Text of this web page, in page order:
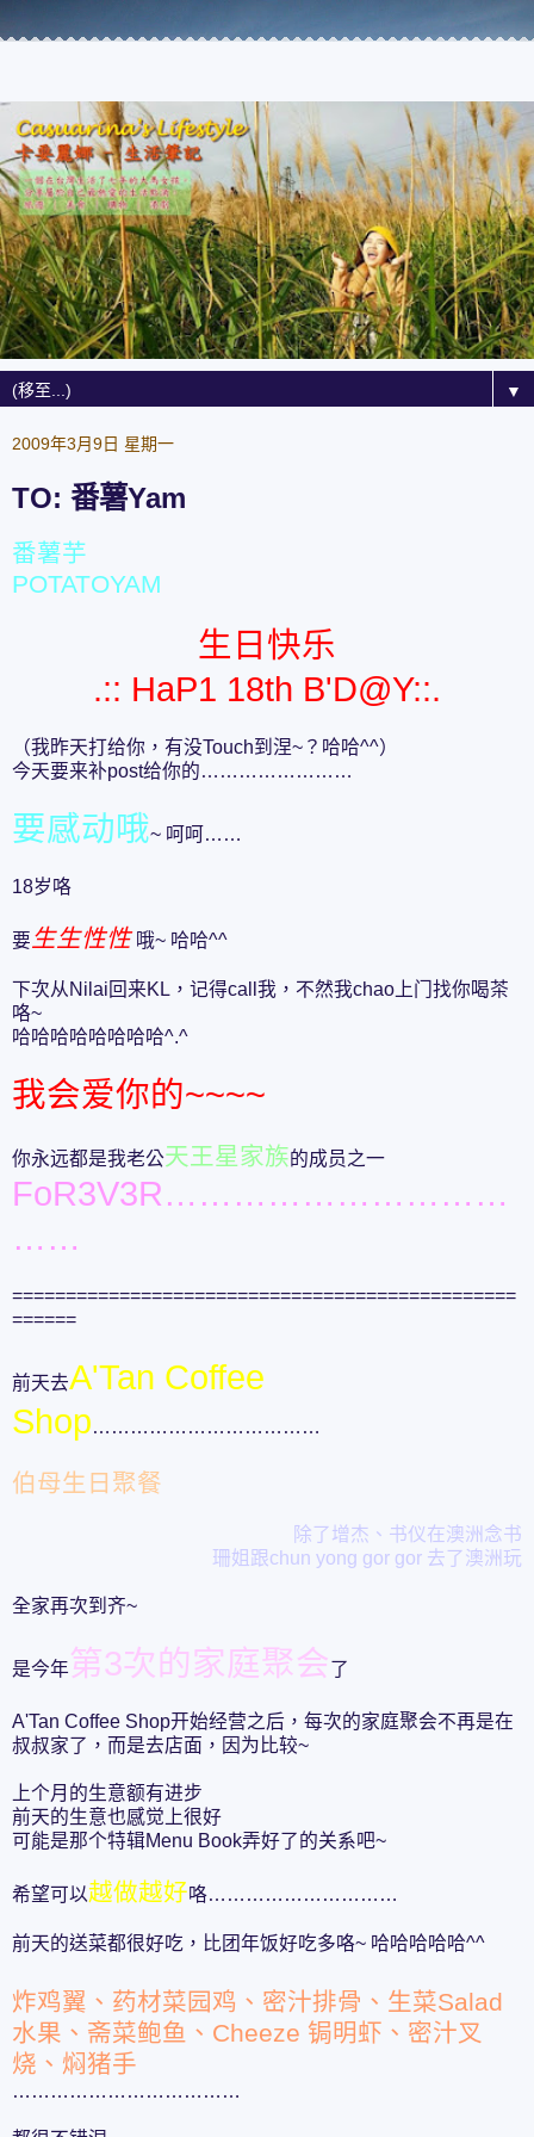
▼
2009年3月9日 星期一
TO: 番薯Yam
番薯芋
POTATOYAM
生日快乐
.:: HaP1 18th B'D@Y::.
（我昨天打给你，有没Touch到涅~？哈哈^^）
今天要来补post给你的……………………
要感动哦~ 呵呵……
18岁咯
要 生生性性哦~ 哈哈^^
下次从Nilai回来KL，记得call我，不然我chao上门找你喝茶
咯~
哈哈哈哈哈哈哈哈^.^
我会爱你的~~~~
你永远都是我老公天王星家族的成员之一
FoR3V3R…………………………
……
===============================================
======
前天去A'Tan Coffee
Shop………………………………
伯母生日聚餐
除了增杰、书仪在澳洲念书
珊姐跟chun yong gor gor 去了澳洲玩
全家再次到齐~
是今年第3次的家庭聚会了
A'Tan Coffee Shop开始经营之后，每次的家庭聚会不再是在
叔叔家了，而是去店面，因为比较~
上个月的生意额有进步
前天的生意也感觉上很好
可能是那个特辑Menu Book弄好了的关系吧~
希望可以越做越好咯…………………………
前天的送菜都很好吃，比团年饭好吃多咯~ 哈哈哈哈哈^^
炸鸡翼、药材菜园鸡、密汁排骨、生菜Salad
水果、斋菜鲍鱼、Cheeze 锔明虾、密汁叉
烧、焖猪手
………………………………